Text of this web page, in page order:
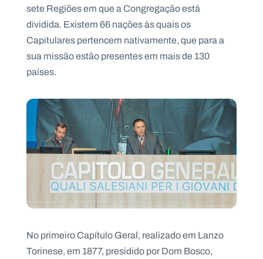
sete Regiões em que a Congregação está
dividida. Existem 66 nações às quais os
Capitulares pertencem nativamente, que para a
sua missão estão presentes em mais de 130
países.
No primeiro Capítulo Geral, realizado em Lanzo
Torinese, em 1877, presidido por Dom Bosco,